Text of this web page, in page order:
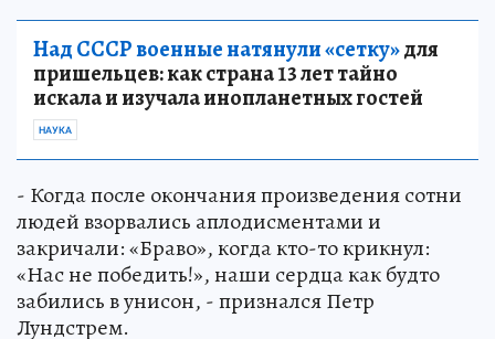
Над СССР военные натянули «сетку»для
пришельцев: как страна 13 лет тайно
искала и изучала инопланетных гостей
НАУКА
- Когда после окончания произведения сотни
людей взорвались аплодисментами и
закричали: «Браво», когда кто-то крикнул:
«Нас не победить!», наши сердца как будто
забились в унисон, - признался Петр
Лундстрем.